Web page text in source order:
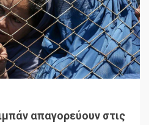
απαγορεύουν στις